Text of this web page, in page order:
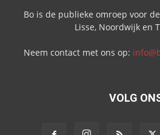
Bo is de publieke omroep voor
Lisse, Noordwijk en
Neem contact met ons op:
VOLG